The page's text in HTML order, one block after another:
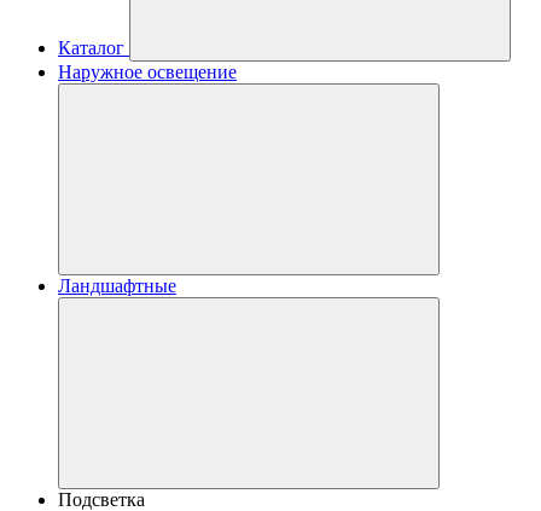
Каталог
Наружное освещение
Ландшафтные
Подсветка